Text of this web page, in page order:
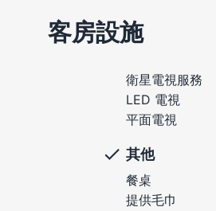
客房設施
衛星電視服務
LED 電視
平面電視
其他
餐桌
提供毛巾